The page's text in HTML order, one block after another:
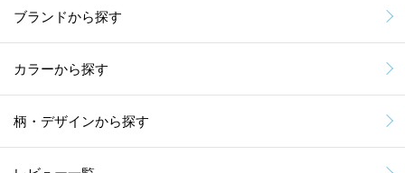
ブランドから探す
カラーから探す
柄・デザインから探す